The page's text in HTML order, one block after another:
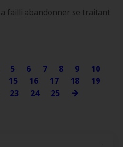
failli abandonner se traitant
5 6 7 8 9
10
15 16 17 18
19
23 24 25